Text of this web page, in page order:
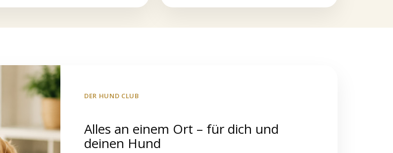
DER HUND CLUB
Alles an einem Ort – für dich und
deinen Hund